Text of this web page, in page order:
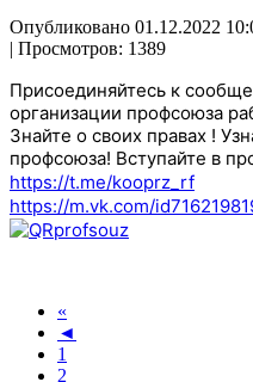
Опубликовано 01.12.2022
| Просмотров: 1389
Присоединяйтесь к
организации профсоюза
Знайте о своих правах !
профсоюза! Вступайте в
https://t.me/kooprz_rf
https://m.vk.com/
«
◄
1
2